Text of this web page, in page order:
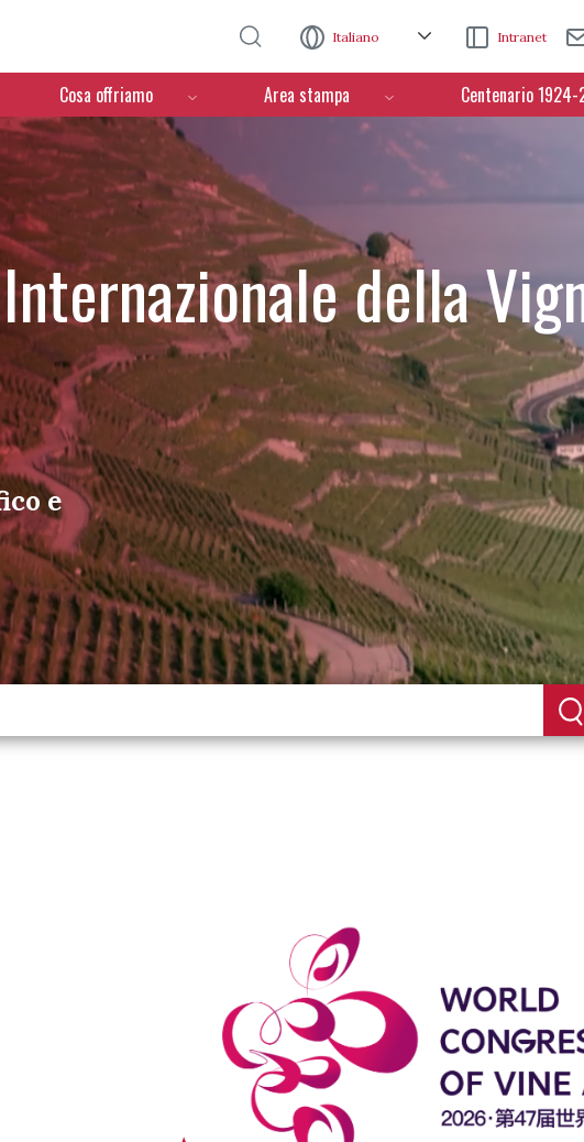
Italiano Intranet
Cosa offriamo Area stampa Centenario
della
e